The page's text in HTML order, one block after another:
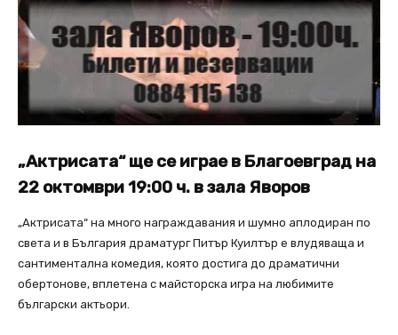
„Актрисата“ ще се играе в Благоевград на
22 oктомври 19:00 ч. в зала Яворов
„Актрисата“ на много награждавания и шумно аплодиран по
света и в България драматург Питър Куилтър е влудяваща и
сантиментална комедия, която достига до драматични
обертонове, вплетена с майсторска игра на любимите
български актьори.